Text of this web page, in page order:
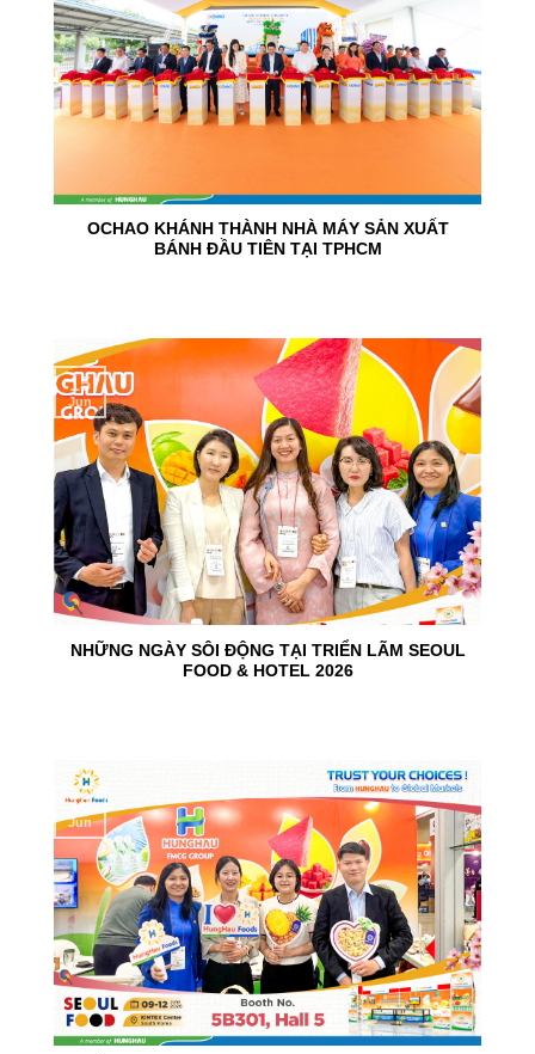
OCHAO KHÁNH THÀNH NHÀ MÁY SẢN XUẤT
BÁNH ĐẦU TIÊN TẠI TPHCM
NHỮNG NGÀY SÔI ĐỘNG TẠI TRIỂN LÃM SEOUL
FOOD & HOTEL 2026
15
Jun
10
Jun